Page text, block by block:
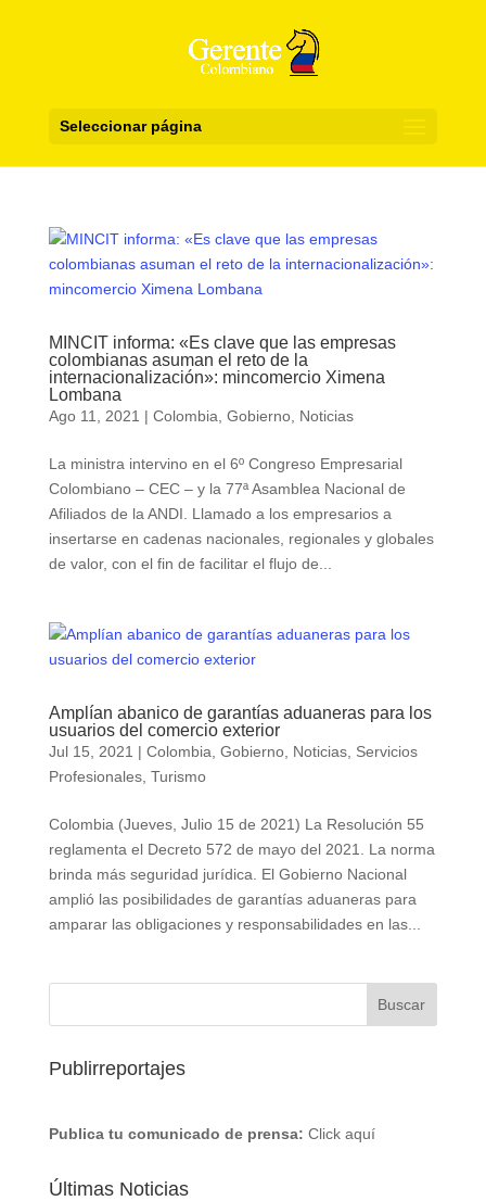
Seleccionar página
MINCIT informa: «Es clave que las empresas
colombianas asuman el reto de la
internacionalización»: mincomercio Ximena
Lombana
Ago 11, 2021 | Colombia Gobierno, Noticias
La ministra intervino en el 6º Congreso Empresarial
Colombiano – CEC – y la 77ª Asamblea Nacional de
Afiliados de la ANDI. Llamado a los empresarios a
insertarse en cadenas nacionales, regionales y globales
de valor, con el fin de facilitar el flujo de...
Amplían abanico de garantías aduaneras para los
usuarios del comercio exterior
Jul 15, 2021 | Colombia Gobierno, Noticias, Servicios
Profesionales, Turismo
Colombia (Jueves, Julio 15 de 2021) La Resolución 55
reglamenta el Decreto 572 de mayo del 2021. La norma
brinda más seguridad jurídica. El Gobierno Nacional
amplió las posibilidades de garantías aduaneras para
amparar las obligaciones y responsabilidades en las...
Publirreportajes
Publica tu comunicado de prensa: Click aquí
Últimas Noticias